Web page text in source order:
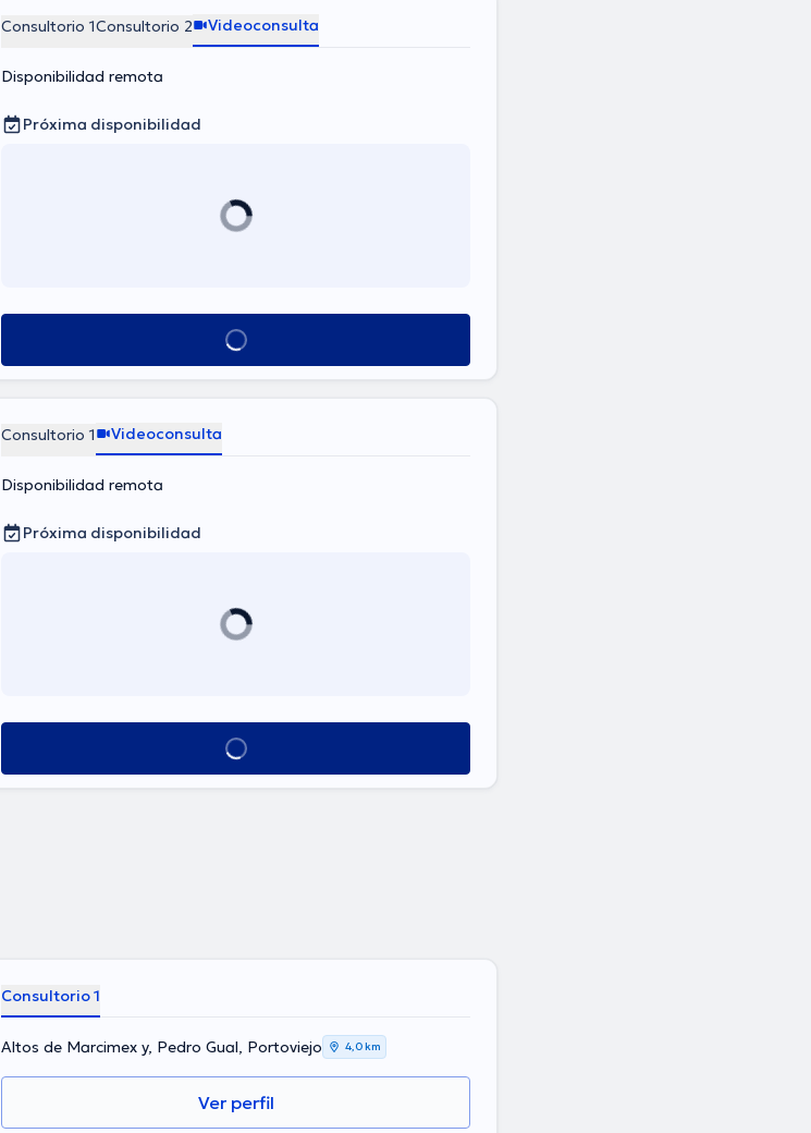
Consultorio 1Consultorio 2 Videoconsulta
Disponibilidad remota
Próxima disponibilidad
Ver más horarios
Consultorio 1 Videoconsulta
Disponibilidad remota
Próxima disponibilidad
Ver más horarios
Consultorio 1
Altos de Marcimex y, Pedro Gual, Portoviejo 4,0 km
Ver perfil